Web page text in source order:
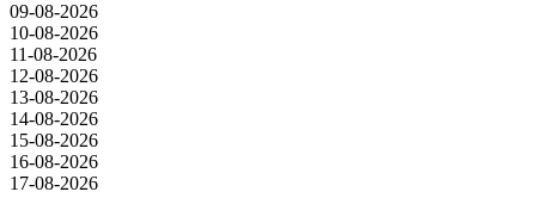
09-08-2026
10-08-2026
11-08-2026
12-08-2026
13-08-2026
14-08-2026
15-08-2026
16-08-2026
17-08-2026